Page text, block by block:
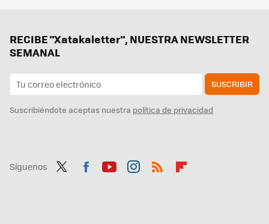
RECIBE "Xatakaletter", NUESTRA NEWSLETTER
SEMANAL
SUSCRIBIR
Suscribiéndote aceptas nuestra política de privacidad
Síguenos